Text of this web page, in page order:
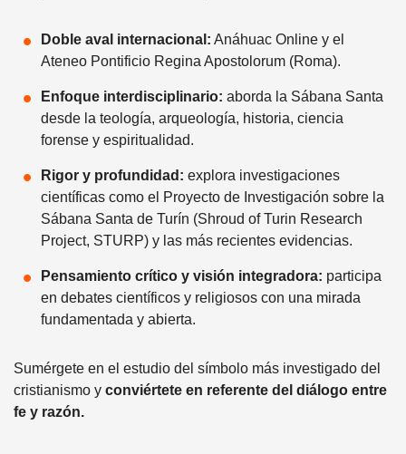
Doble aval internacional: Anáhuac Online y el
Ateneo Pontificio Regina Apostolorum (Roma).
Enfoque interdisciplinario: aborda la Sábana Santa
desde la teología, arqueología, historia, ciencia
forense y espiritualidad.
Rigor y profundidad: explora investigaciones
científicas como el Proyecto de Investigación sobre la
Sábana Santa de Turín (Shroud of Turin Research
Project, STURP) y las más recientes evidencias.
Pensamiento crítico y visión integradora: participa
en debates científicos y religiosos con una mirada
fundamentada y abierta.
Sumérgete en el estudio del símbolo más investigado del
cristianismo y conviértete en referente del diálogo entre
fe y razón.